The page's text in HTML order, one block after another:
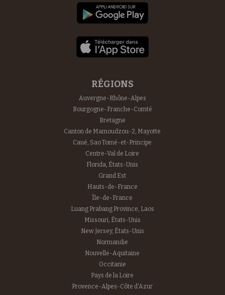
RÉGIONS
Auvergne-Rhône-Alpes
Bourgogne-Franche-Comté
Bretagne
Canton de Mamoudzou-2, Mayotte
Caué, Sao Tomé-et-Principe
Centre-Val de Loire
Florida, États-Unis
Grand Est
Hauts-de-France
Île-de-France
Luang Prabang Province, Laos
Missouri, États-Unis
New Jersey, États-Unis
Normandie
Nouvelle-Aquitaine
Occitanie
Pays de la Loire
Provence-Alpes-Côte d'Azur